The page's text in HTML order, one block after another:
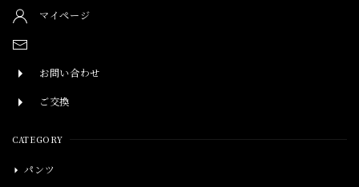
マイページ
お問い合わせ
ご交換
CATEGORY
パンツ